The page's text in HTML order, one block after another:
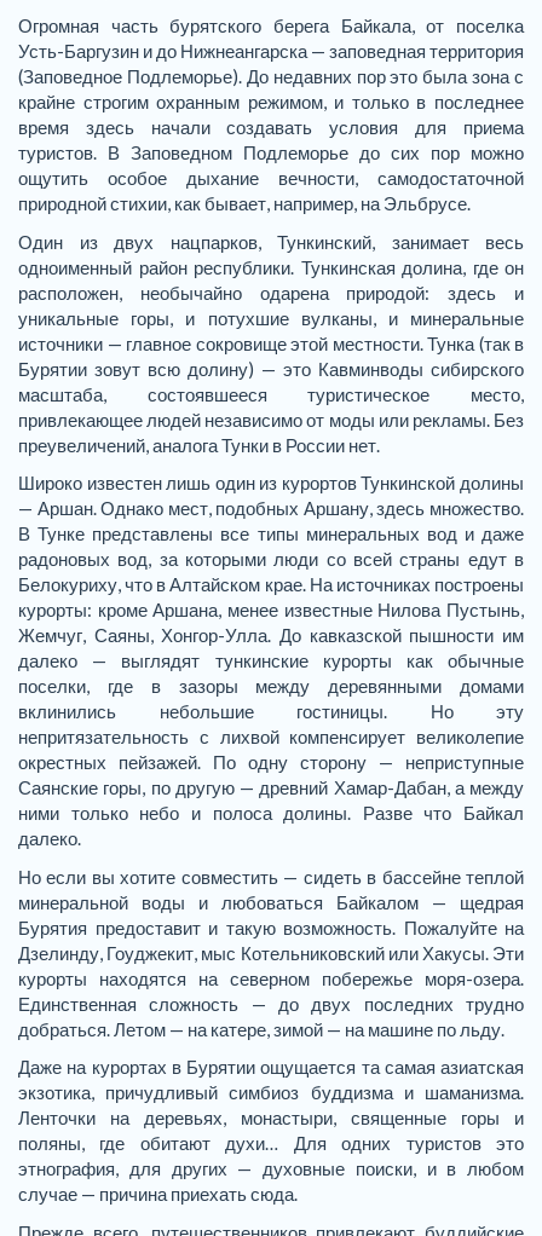
Огромная часть бурятского берега Байкала, от поселка
Усть-Баргузин и до Нижнеангарска — заповедная территория
(Заповедное Подлеморье). До недавних пор это была зона с
крайне строгим охранным режимом, и только в последнее
время здесь начали создавать условия для приема
туристов. В Заповедном Подлеморье до сих пор можно
ощутить особое дыхание вечности, самодостаточной
природной стихии, как бывает, например, на Эльбрусе.
Один из двух нацпарков, Тункинский, занимает весь
одноименный район республики. Тункинская долина, где он
расположен, необычайно одарена природой: здесь и
уникальные горы, и потухшие вулканы, и минеральные
источники — главное сокровище этой местности. Тунка (так в
Бурятии зовут всю долину) — это Кавминводы сибирского
масштаба, состоявшееся туристическое место,
привлекающее людей независимо от моды или рекламы. Без
преувеличений, аналога Тунки в России нет.
Широко известен лишь один из курортов Тункинской долины
— Аршан. Однако мест, подобных Аршану, здесь множество.
В Тунке представлены все типы минеральных вод и даже
радоновых вод, за которыми люди со всей страны едут в
Белокуриху, что в Алтайском крае. На источниках построены
курорты: кроме Аршана, менее известные Нилова Пустынь,
Жемчуг, Саяны, Хонгор-Улла. До кавказской пышности им
далеко — выглядят тункинские курорты как обычные
поселки, где в зазоры между деревянными домами
вклинились небольшие гостиницы. Но эту
непритязательность с лихвой компенсирует великолепие
окрестных пейзажей. По одну сторону — неприступные
Саянские горы, по другую — древний Хамар-Дабан, а между
ними только небо и полоса долины. Разве что Байкал
далеко.
Но если вы хотите совместить — сидеть в бассейне теплой
минеральной воды и любоваться Байкалом — щедрая
Бурятия предоставит и такую возможность. Пожалуйте на
Дзелинду, Гоуджекит, мыс Котельниковский или Хакусы. Эти
курорты находятся на северном побережье моря-озера.
Единственная сложность — до двух последних трудно
добраться. Летом — на катере, зимой — на машине по льду.
Даже на курортах в Бурятии ощущается та самая азиатская
экзотика, причудливый симбиоз буддизма и шаманизма.
Ленточки на деревьях, монастыри, священные горы и
поляны, где обитают духи… Для одних туристов это
этнография, для других — духовные поиски, и в любом
случае — причина приехать сюда.